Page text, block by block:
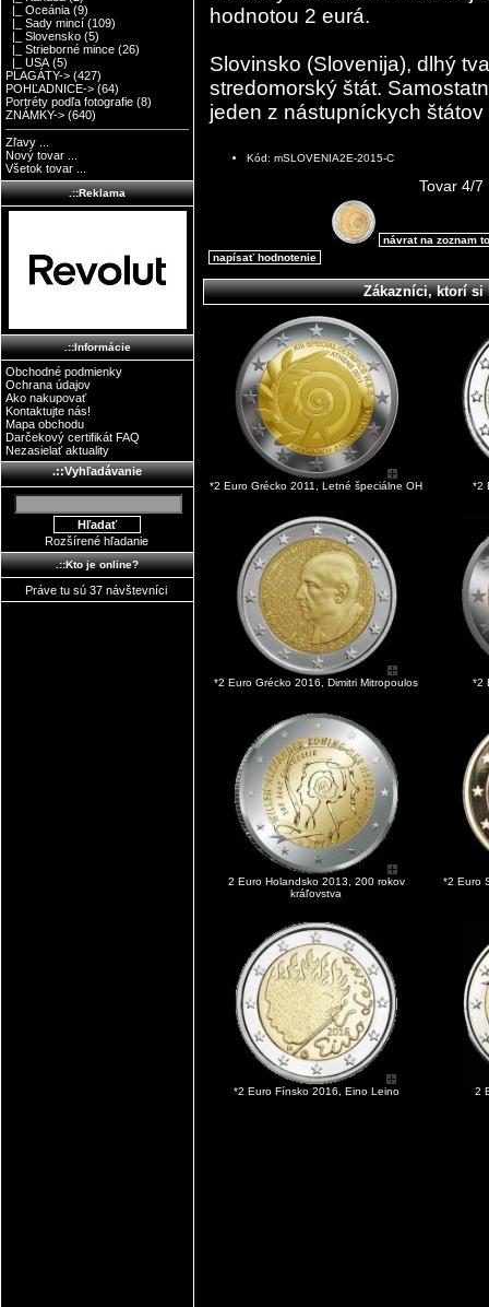
|_ Oceánia (9)
|_ Sady mincí (109)
|_ Slovensko (5)
|_ Strieborné mince (26)
|_ USA (5)
PLAGÁTY-> (427)
POHĽADNICE-> (64)
Portréty podľa fotografie (8)
ZNÁMKY-> (640)
Zľavy ...
Nový tovar ...
Všetok tovar ...
.::Reklama
.::Informácie
Obchodné podmienky
Ochrana údajov
Ako nakupovať
Kontaktujte nás!
Mapa obchodu
Darčekový certifikát FAQ
Nezasielať aktuality
.::Vyhľadávanie
Rozšírené hľadanie
.::Kto je online?
Práve tu sú 37 návštevníci
hodnotou 2 eurá.
Slovinsko (Slovenija), dlhý
stredomorský štát.
jeden z nástupníckych
Kód: mSLOVENIA2E-2015-C
Tovar 4/7
návrat na zoznam
napísať hodnotenie
Zákazníci, ktorí si
*2 Euro Grécko 2011, Letné špeciálne OH *2
*2 Euro Grécko 2016, Dimitri Mitropoulos *2
2 Euro Holandsko 2013, 200 rokov
kráľovstva
*2 Euro
*2 Euro Fínsko 2016, Eino Leino 2